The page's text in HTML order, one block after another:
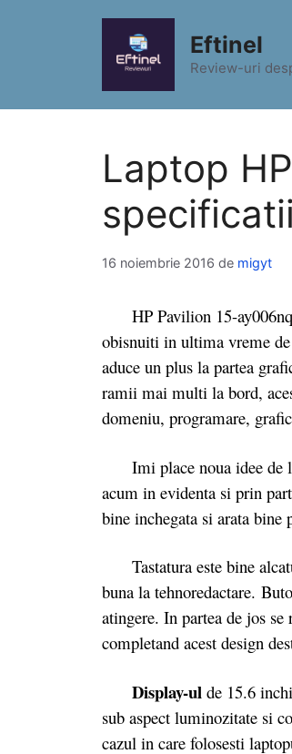
Eftinel
Review-uri
Laptop
16 noiembrie 2016 de migyt
HP Pavilion 15-ay006nq
obisnuiti in ultima vreme
aduce un plus la partea
ramii mai multi la bord,
domeniu, programare,
Imi place noua idee de
acum in evidenta si prin
bine inchegata si arata bine
Tastatura este bine
buna la tehnoredactare.
atingere. In partea de jos se
completand acest design
Display-ul de 15.6
sub aspect luminozitate si
cazul in care folosesti